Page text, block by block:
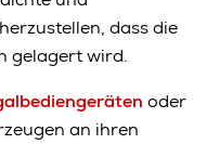
dass die
gelagert wird.
oder
an ihren